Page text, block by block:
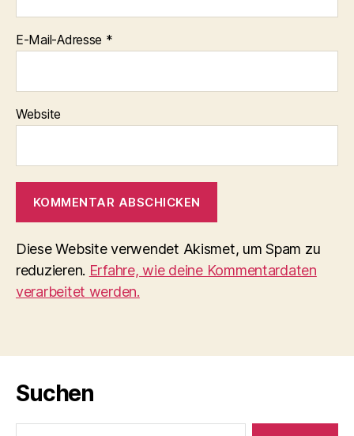
E-Mail-Adresse *
Website
Diese Website verwendet Akismet, um Spam zu
reduzieren. Erfahre, wie deine Kommentardaten
verarbeitet werden.
Suchen